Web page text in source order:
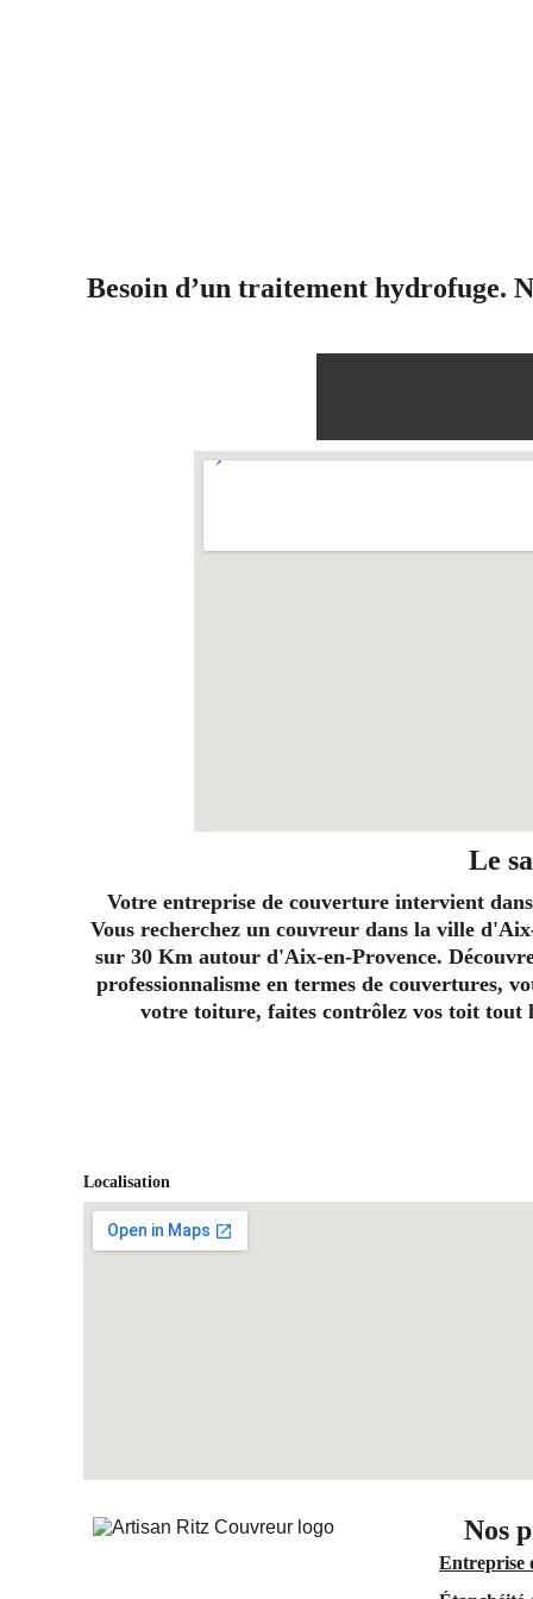
Besoin d’un traitement hydrofuge.
Localisation
Le
Votre entreprise de couverture intervient
Vous recherchez un couvreur dans la ville
sur 30 Km autour d'Aix-en-Provence.
professionnalisme en termes de couvertures,
votre toiture, faites contrôlez vos toit tout
Nos
Entreprise